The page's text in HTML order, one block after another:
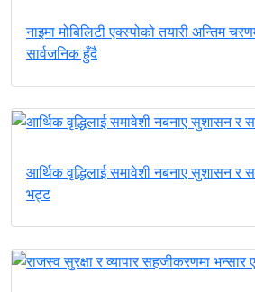
नाइमा मोबिलिटी एक्स्पोको तयारी अन्तिम
सार्वजनिक हुँदै
आर्थिक वृद्धिलाई समावेशी नबनाए सुशासन र
भट्ट